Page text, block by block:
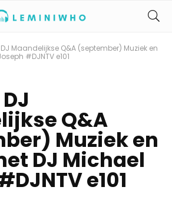
Maandelijkse Q&A (september) Muziek en
#DJNTV e101
Q&A
Muziek en
DJ Michael
e101